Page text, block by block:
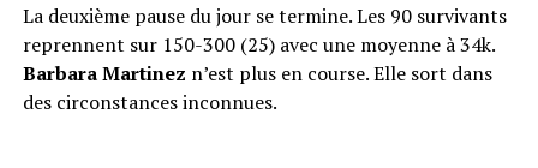
La deuxième pause du jour se termine. Les 90 survivants
reprennent sur 150-300 (25) avec une moyenne à 34k.
Barbara Martinez n’est plus en course. Elle sort dans
des circonstances inconnues.